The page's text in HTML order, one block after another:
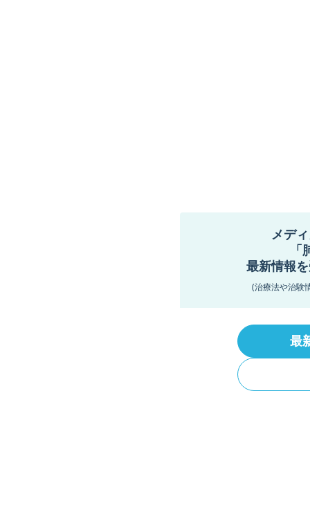
メデ
最新情報
(治療法や治験
最